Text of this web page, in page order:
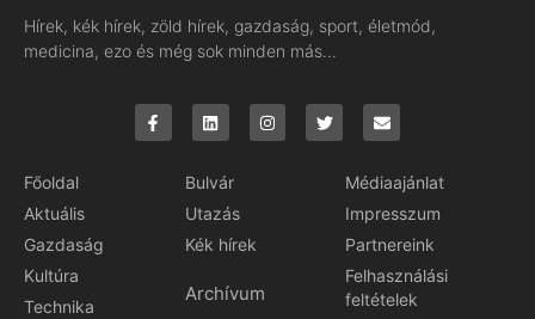
Hírek, kék hírek, zöld hírek, gazdaság, sport, életmód,
medicina, ezo és még sok minden más…
Főoldal
Aktuális
Gazdaság
Kultúra
Technika
Bulvár
Utazás
Kék hírek
Archívum
Médiaajánlat
Impresszum
Partnereink
Felhasználási
feltételek